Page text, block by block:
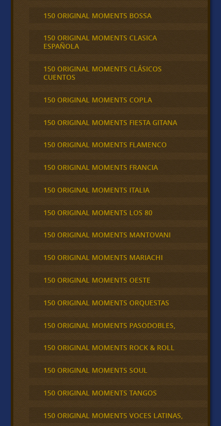
150 ORIGINAL MOMENTS BOSSA
150 ORIGINAL MOMENTS CLASICA
ESPAÑOLA
150 ORIGINAL MOMENTS CLÁSICOS
CUENTOS
150 ORIGINAL MOMENTS COPLA
150 ORIGINAL MOMENTS FIESTA GITANA
150 ORIGINAL MOMENTS FLAMENCO
150 ORIGINAL MOMENTS FRANCIA
150 ORIGINAL MOMENTS ITALIA
150 ORIGINAL MOMENTS LOS 80
150 ORIGINAL MOMENTS MANTOVANI
150 ORIGINAL MOMENTS MARIACHI
150 ORIGINAL MOMENTS OESTE
150 ORIGINAL MOMENTS ORQUESTAS
150 ORIGINAL MOMENTS PASODOBLES,
150 ORIGINAL MOMENTS ROCK & ROLL
150 ORIGINAL MOMENTS SOUL
150 ORIGINAL MOMENTS TANGOS
150 ORIGINAL MOMENTS VOCES LATINAS,